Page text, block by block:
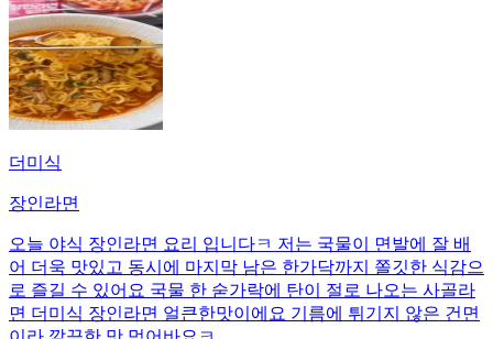
더미식
장인라면
오늘 야식 장인라면 요리 입니다ㅋ 저는 국물이 면발에 잘 배
어 더욱 맛있고 동시에 마지막 남은 한가닥까지 쫄깃한 식감으
로 즐길 수 있어요 국물 한 숟가락에 탄이 절로 나오는 사골라
면 더미식 장인라면 얼큰한맛이에요 기름에 튀기지 않은 건면